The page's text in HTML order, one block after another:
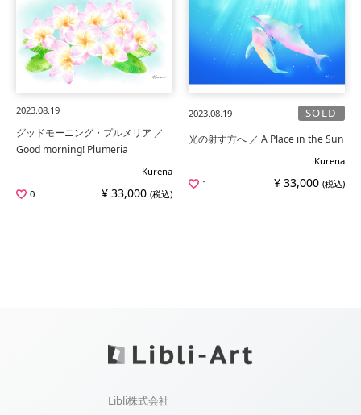
2023.08.19
グッドモーニング・プルメリア ／
Good morning! Plumeria
Kurena
0
¥ 33,000 (税込)
2023.08.19 SOLD
光の射す方へ ／ A Place in the Sun
Kurena
1
¥ 33,000 (税込)
Libli株式会社